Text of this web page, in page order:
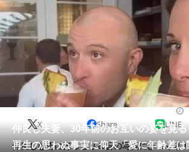
TOP ニュース
エンタメ
グルメ 地域
住まい 教育・育児
動物 リサーチ
会員記事
仲良し夫妻、30年前のお互いの姿を
再生の思わぬ事実に仰天「愛に年齢差
X Share LINE
仲良しな姿にほっこり＆昔の写真にびっくり！